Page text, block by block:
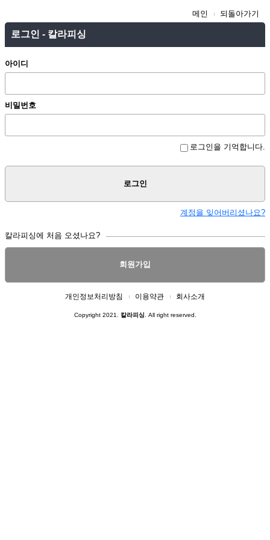
메인 되돌아가기
로그인 - 칼라피싱
아이디
비밀번호
로그인을 기억합니다.
로그인
계정을 잊어버리셨나요?
칼라피싱에 처음 오셨나요?
회원가입
개인정보처리방침 이용약관 회사소개
Copyright 2021. 칼라피싱 . All right reserved.